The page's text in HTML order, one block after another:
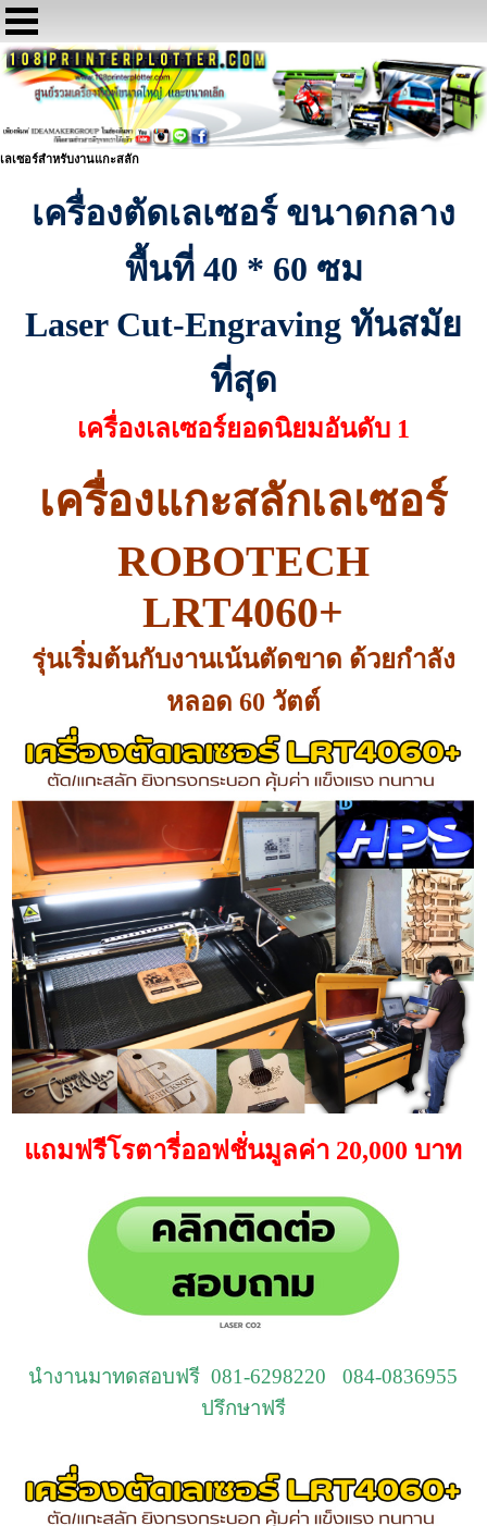
เลเซอร์สำหรับงานแกะสลัก
เครื่องตัดเลเซอร์ ขนาดกลาง
พื้นที่ 40 * 60 ซม
Laser Cut-Engraving ทันสมัย
ที่สุด
เครื่องเลเซอร์ยอดนิยมอันดับ 1
เครื่องแกะสลักเลเซอร์
ROBOTECH
LRT4060+
รุ่นเริ่มต้นกับงานเน้นตัดขาด ด้วยกำลัง
หลอด 60 วัตต์
แถมฟรีโรตารี่ออฟชั่นมูลค่า 20,000 บาท
นำงานมาทดสอบฟรี 081-6298220 084-0836955
ปรึกษาฟรี